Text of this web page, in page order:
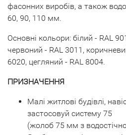
фасонних виробів, а також
60, 90, 110 мм.
Основні кольори: білий - RAL
червоний - RAL 3011,
6020, цегляний - RAL 8004.
ПРИЗНАЧЕННЯ
Малі житлові будівлі,
застосовуй систему 75
(жолоб 75 мм з